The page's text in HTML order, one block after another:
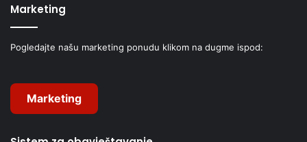
Marketing
Pogledajte našu marketing ponudu klikom na dugme ispod:
Marketing